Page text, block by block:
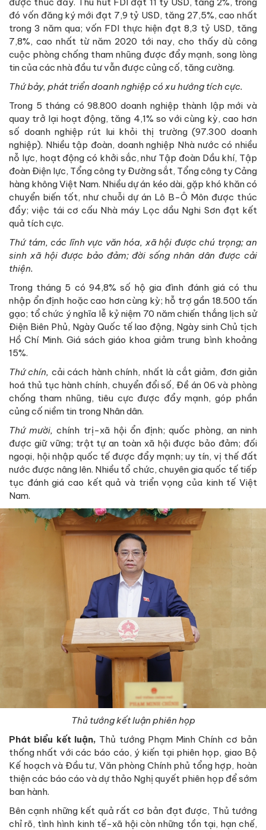
đó vốn đăng ký mới đạt 7,9 tỷ USD, tăng 27,5%, cao nhất
trong 3 năm qua; vốn FDI thực hiện đạt 8,3 tỷ USD, tăng
7,8%, cao nhất từ năm 2020 tới nay, cho thấy dù công
cuộc phòng chống tham nhũng được đẩy mạnh, song lòng
tin của các nhà đầu tư vẫn được củng cố, tăng cường.
Thứ bảy, phát triển doanh nghiệp có xu hướng tích cực.
Trong 5 tháng có 98.800 doanh nghiệp thành lập mới và
quay trở lại hoạt động, tăng 4,1% so với cùng kỳ, cao hơn
số doanh nghiệp rút lui khỏi thị trường (97.300 doanh
nghiệp). Nhiều tập đoàn, doanh nghiệp Nhà nước có nhiều
nỗ lực, hoạt động có khởi sắc, như Tập đoàn Dầu khí, Tập
đoàn Điện lực, Tổng công ty Đường sắt, Tổng công ty Cảng
hàng không Việt Nam. Nhiều dự án kéo dài, gặp khó khăn có
chuyển biến tốt, như chuỗi dự án Lô B-Ô Môn được thúc
đẩy; việc tái cơ cấu Nhà máy Lọc dầu Nghi Sơn đạt kết
quả tích cực.
Thứ tám, các lĩnh vực văn hóa, xã hội được chú trọng; an
sinh xã hội được bảo đảm; đời sống nhân dân được cải
thiện.
Trong tháng 5 có 94,8% số hộ gia đình đánh giá có thu
nhập ổn định hoặc cao hơn cùng kỳ; hỗ trợ gần 18.500 tấn
gạo; tổ chức ý nghĩa lễ kỷ niệm 70 năm chiến thắng lịch sử
Điện Biên Phủ, Ngày Quốc tế lao động, Ngày sinh Chủ tịch
Hồ Chí Minh. Giá sách giáo khoa giảm trung bình khoảng
15%.
Thứ chín, cải cách hành chính, nhất là cắt giảm, đơn giản
hoá thủ tục hành chính, chuyển đổi số, Đề án 06 và phòng
chống tham nhũng, tiêu cực được đẩy mạnh, góp phần
củng cố niềm tin trong Nhân dân.
Thứ mười, chính trị-xã hội ổn định; quốc phòng, an ninh
được giữ vững; trật tự an toàn xã hội được bảo đảm; đối
ngoại, hội nhập quốc tế được đẩy mạnh; uy tín, vị thế đất
nước được nâng lên. Nhiều tổ chức, chuyên gia quốc tế tiếp
tục đánh giá cao kết quả và triển vọng của kinh tế Việt
Nam.
Thủ tướng kết luận phiên họp
Phát biểu kết luận, Thủ tướng Phạm Minh Chính cơ bản
thống nhất với các báo cáo, ý kiến tại phiên họp, giao Bộ
Kế hoạch và Đầu tư, Văn phòng Chính phủ tổng hợp, hoàn
thiện các báo cáo và dự thảo Nghị quyết phiên họp để sớm
ban hành.
Bên cạnh những kết quả rất cơ bản đạt được, Thủ tướng
chỉ rõ, tình hình kinh tế-xã hội còn những tồn tại, hạn chế,